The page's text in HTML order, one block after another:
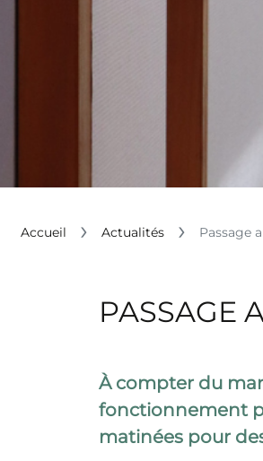
Accueil Actualités Passage
PASSAGE
À compter du
fonctionnement
matinées pour